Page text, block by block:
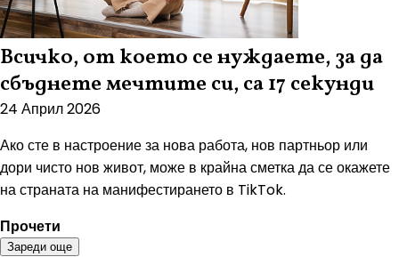
Всичко, от което се нуждаете, за да
сбъднете мечтите си, са 17 секунди
24 Април 2026
Ако сте в настроение за нова работа, нов партньор или
дори чисто нов живот, може в крайна сметка да се окажете
на страната на манифестирането в TikTok.
Прочети
Зареди още